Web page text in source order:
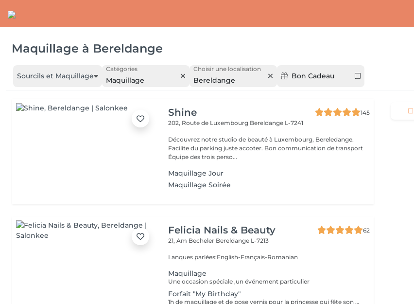
Maquillage à Bereldange
Sourcils et Maquillage
Catégories
Maquillage
Choisir une localisation
Bereldange Bon Cadeau
Shine
145
202, Route de Luxembourg Bereldange L-7241
Découvrez notre studio de beauté à Luxembourg, Bereledange.
Facilite du parking juste accoter. Bon communication de transport
Équipe des trois perso...
Maquillage Jour
Maquillage Soirée
Felicia Nails & Beauty
62
21, Am Becheler Bereldange L-7213
Lanques parlées:English-Français-Romanian
Maquillage
Une occasion spéciale ,un événement particulier
Forfait "My Birthday"
1h de maquillage et de pose vernis pour la princesse qui fête son anniversaire,5 personnes maximum. L'invité d'honneur reçoit une couronne de princesse et un petit gâteau pour elle et ses invités